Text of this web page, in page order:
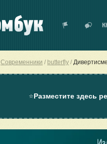
Современники butterfly
⭐Разместите здесь